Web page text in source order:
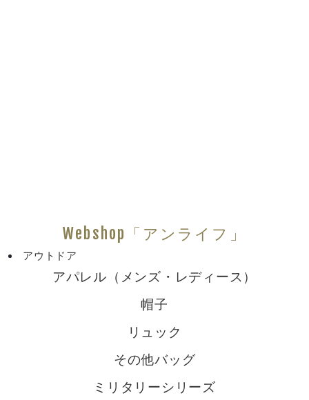
Webshop「アンライフ」
アウトドア
アパレル（メンズ・レディース）
帽子
リュック
その他バッグ
ミリタリーシリーズ